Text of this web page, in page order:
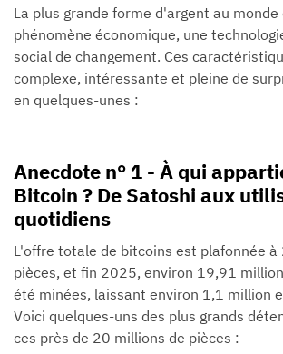
La plus grande forme d'argent au monde
phénomène économique, une
social de changement. Ces
complexe, intéressante et pleine de
en quelques-unes :
Anecdote n° 1 - À qui
Bitcoin ? De Satoshi aux
quotidiens
L'offre totale de bitcoins est plafonnée à
pièces, et fin 2025, environ 19,91
été minées, laissant environ 1,1 million
Voici quelques-uns des plus grands
ces près de 20 millions de pièces :